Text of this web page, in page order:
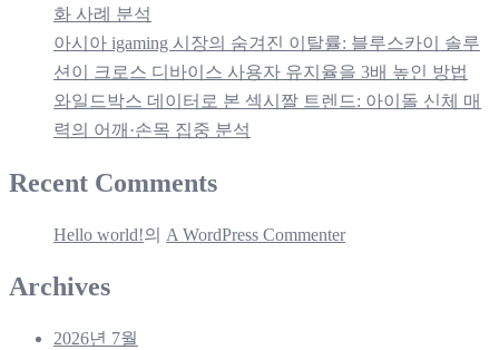
화 사례 분석
아시아 igaming 시장의 숨겨진 이탈률: 블루스카이 솔루
션이 크로스 디바이스 사용자 유지율을 3배 높인 방법
와일드박스 데이터로 본 섹시짤 트렌드: 아이돌 신체 매
력의 어깨·손목 집중 분석
Recent Comments
Hello world!의 A WordPress Commenter
Archives
2026년 7월